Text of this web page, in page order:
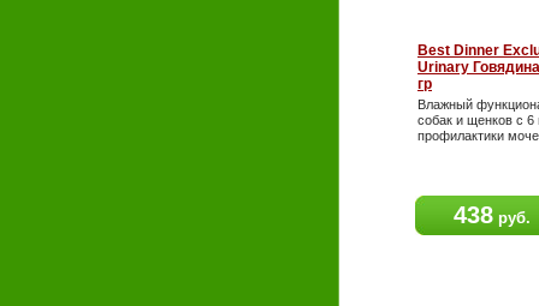
Best Dinner
Urinary
гр
Влажный
собак и щенков с 6
профилактики
438 руб.